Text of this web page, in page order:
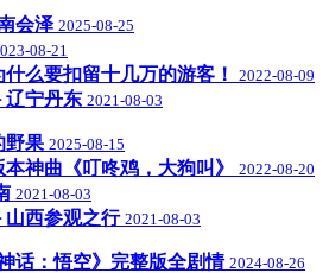
会泽 2025-08-25
08-21
么要扣留十几万的游客！ 2022-08-09
辽宁丹东 2021-08-03
野果 2025-08-15
神曲《叮咚鸡，大狗叫》 2022-08-20
2021-08-03
山西参观之行 2021-08-03
话：悟空》完整版全剧情 2024-08-26